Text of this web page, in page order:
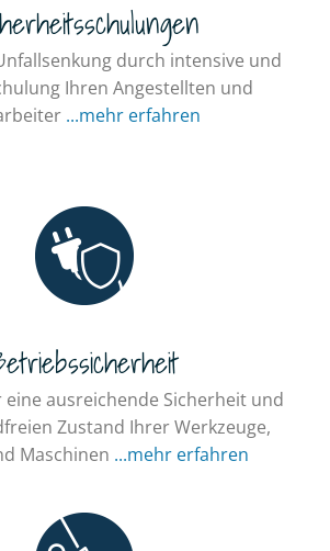
durch intensive und
Ihren Angestellten und
...mehr erfahren
eine ausreichende Sicherheit und
Zustand Ihrer Werkzeuge,
Maschinen ...mehr erfahren